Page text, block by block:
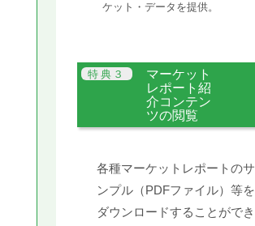
ケット・データを提供。
マーケット
レポート紹
介コンテン
ツの閲覧
各種マーケットレポートのサ
ンプル（PDFファイル）等を
ダウンロードすることができ